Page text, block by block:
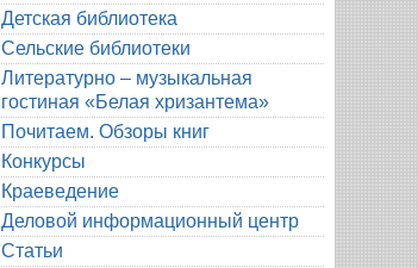
Детская библиотека
Сельские библиотеки
Литературно – музыкальная
гостиная «Белая хризантема»
Почитаем. Обзоры книг
Конкурсы
Краеведение
Деловой информационный центр
Статьи